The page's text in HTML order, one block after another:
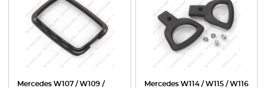
Mercedes W107 / W109 /
Mercedes W114 / W115 / W116